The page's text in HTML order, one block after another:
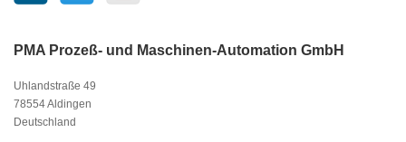
PMA Prozeß- und Maschinen-Automation GmbH
Uhlandstraße 49
78554 Aldingen
Deutschland